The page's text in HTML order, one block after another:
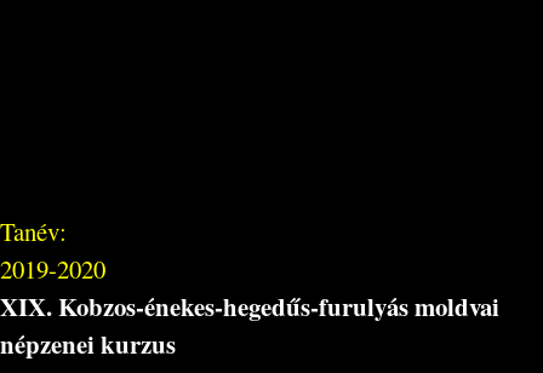
Tanév:
2019-2020
XIX. Kobzos-énekes-hegedűs-furulyás moldvai
népzenei kurzus